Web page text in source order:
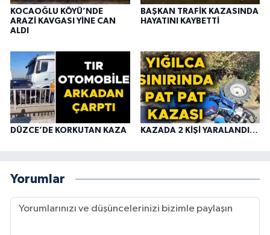
KOCAOĞLU KÖYÜ’NDE
ARAZİ KAVGASI YİNE CAN
ALDI
BAŞKAN TRAFİK KAZASINDA
HAYATINI KAYBETTİ
DÜZCE’DE KORKUTAN KAZA KAZADA 2 KİŞİ YARALANDI…
Yorumlar